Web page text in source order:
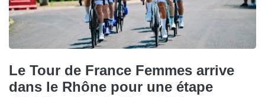
Le Tour de France Femmes arrive
dans le Rhône pour une étape